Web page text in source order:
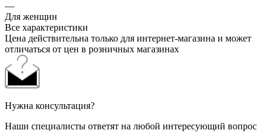
—
Для женщин
Все характеристики
Цена действительна только для интернет-магазина и может
отличаться от цен в розничных магазинах
Нужна консультация?
Наши специалисты ответят на любой интересующий вопрос